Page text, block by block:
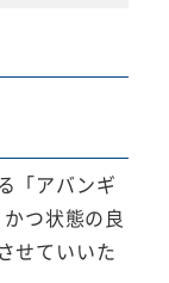
「アバンギ
つ状態の良
せていいた